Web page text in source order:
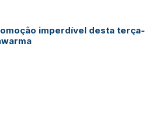
imperdível desta terça-